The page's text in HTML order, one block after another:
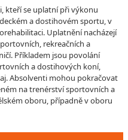
kteří se uplatní při výkonu
a dostihovém sportu, v
Uplatnění nacházejí
rekreačních a
Příkladem jsou povolání
a dostihových koní,
Absolventi mohou pokračovat
na trenérství sportovních a
oboru, případně v oboru